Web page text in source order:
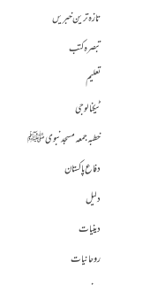
تازہ ترین خبریں
تبصرہ کتب
تعلیم
ٹیکنالوجی
خطبہ جمعہ مسجد نبوی ﷺ
دفاع پاکستان
دلیل
دینیات
روحانیات